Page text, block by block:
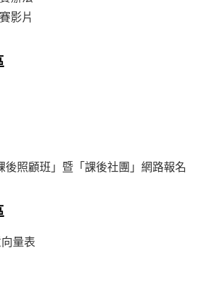
影片
後照顧班」暨「課後社團」網路報名
量表